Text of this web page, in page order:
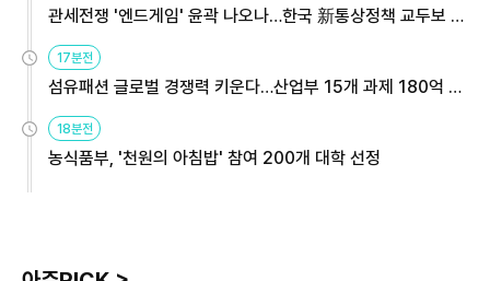
관세전쟁 '엔드게임' 윤곽 나오나…한국 新통상정책 교두보 활
17분전
섬유패션 글로벌 경쟁력 키운다…산업부 15개 과제 180억 지
18분전
농식품부, '천원의 아침밥' 참여 200개 대학 선정